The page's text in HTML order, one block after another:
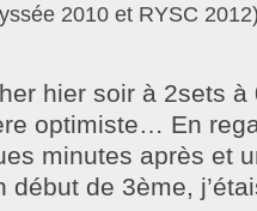
2010 et RYSC
hier soir à 2sets à
optimiste… En
minutes après et
début de 3ème,